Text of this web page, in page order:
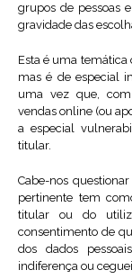
grupos de pessoas
gravidade das
Esta é uma temática
mas é de especial
uma vez que,
vendas online (ou
a especial
titular.
Cabe-nos
pertinente tem
titular ou do
consentimento de
dos dados
indiferença ou